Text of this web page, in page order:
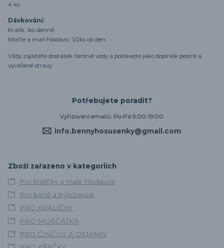
4 ks
Dávkování:
Králík: 1ks denně
Morče a malí hlodavci: 1/2ks ob den
Vždy zajistěte dostatek čerstvé vody a podávejte jako doplněk pestré a
vyvážené stravy.
Potřebujete poradit?
Vyřizování emailů: Po-Pá 9:00-19:00
info.bennyhosusenky@gmail.com
Zboží zařazeno v kategoriích
Pro králíčky a malé hlodavce
Pro koně a býložravce
PRO KRÁLÍČKY
PRO MORČÁTKA
PRO ČINČILY A OSMÁKY